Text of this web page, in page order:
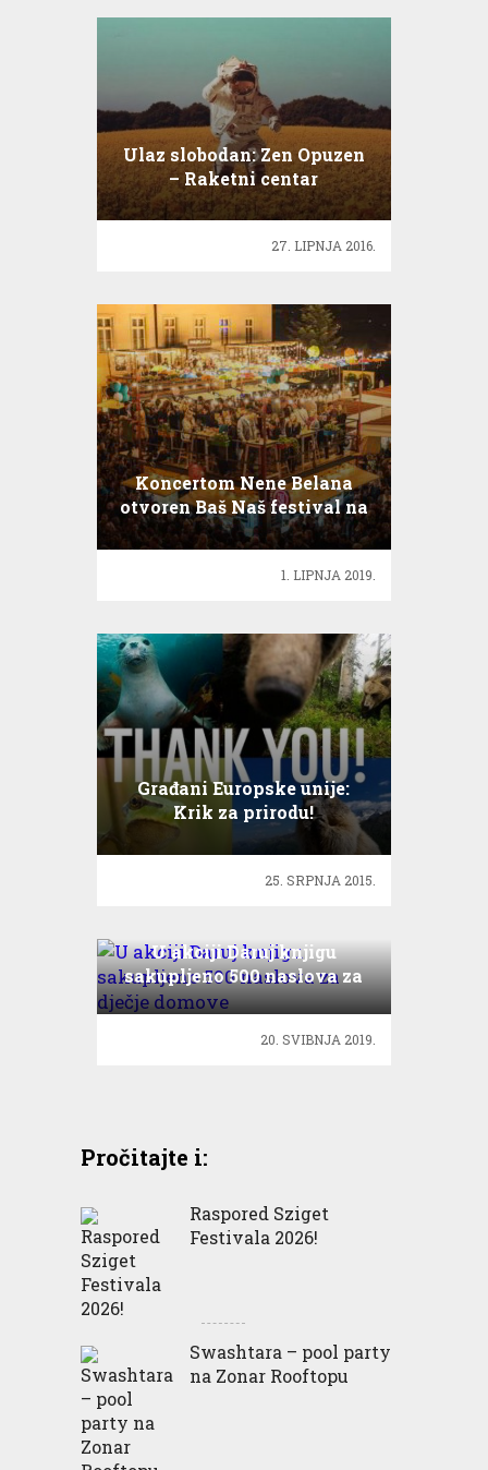
Ulaz slobodan: Zen Opuzen
– Raketni centar
27. LIPNJA 2016.
Koncertom Nene Belana
otvoren Baš Naš festival na
Gradecu
1. LIPNJA 2019.
Građani Europske unije:
Krik za prirodu!
25. SRPNJA 2015.
U akciji Daruj knjigu
sakupljeno 500 naslova za
dječje domove
20. SVIBNJA 2019.
Pročitajte i:
Raspored Sziget
Festivala 2026!
Swashtara – pool party
na Zonar Rooftopu